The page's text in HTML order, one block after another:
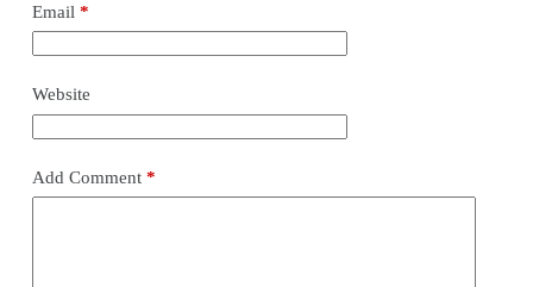
Email *
Website
Add Comment*